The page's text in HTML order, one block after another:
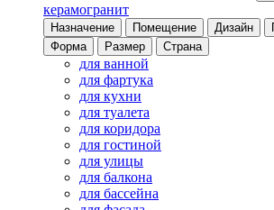
керамогранит
Назначение Помещение Дизайн
Форма
Размер Страна
для ванной
для фартука
для кухни
для туалета
для коридора
для гостиной
для улицы
для балкона
для бассейна